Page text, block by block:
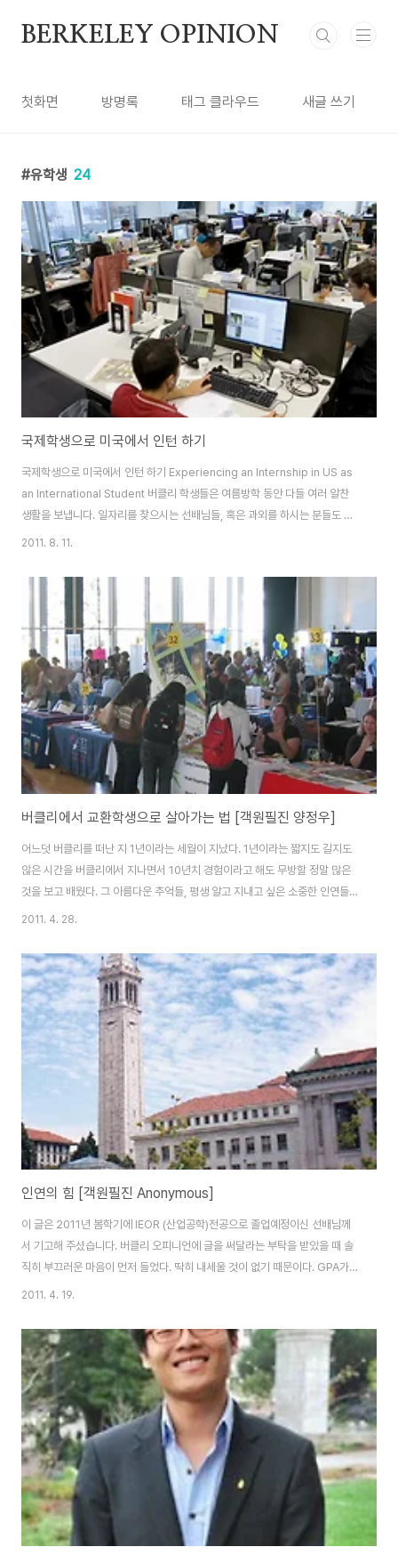
BERKELEY OPINION
첫화면 방명록 태그 클라우드 새글 쓰기
유학생 24
국제학생으로 미국에서 인턴 하기
국제학생으로 미국에서 인턴 하기 Experiencing an Internship in US as
an International Student 버클리 학생들은 여름방학 동안 다들 여러 알찬
생활을 보냅니다. 일자리를 찾으시는 선배님들, 혹은 과외를 하시는 분들도 있
을 것이고, 계절학기를 듣거나 다음학기를 위해서 재충전을 하시는 분들도 있
는데요, 아무래도 저희가 공부도 공부지만 영원히 학생일수는 없기 때문에 미
리 관심분야에 대해 실제 경험을 가져보는 것이 중요하다고 생각합니다. 초등
학교에서 중학교, 고등학교를 지나 대학에 가듯이 직장생활은 우리 삶의 자연
스러운 연장선에 있는데요, 대학 입시를 고등학교 때 준비하듯 취업 준비 또한
대..
2011. 8. 11.
버클리에서 교환학생으로 살아가는 법 [객원필진 양정우]
어느덧 버클리를 떠난 지 1년이라는 세월이 지났다. 1년이라는 짧지도 길지도
않은 시간을 버클리에서 지나면서 10년치 경험이라고 해도 무방할 정말 많은
것을 보고 배웠다. 그 아름다운 추억들, 평생 알고 지내고 싶은 소중한 인연들을
두고 오기란 정말 쉽지 않았다. 하지만 어느덧 시간은 지나고 있었고 각자의 바
보는 일은 분명 값진 일이다. 나는 군 제대를 하고 1년여 간의 준비기간을 거치
고 2009년 8월, UC 버클리에 교환학생의 자격으로 입성을 하였다. 그토록 발
걸음을 떼어 내기 어려웠던 샌프란시스코 국제 공항, 처음에는 정말 낯설었던
풍경이었고, 한국과는 다른 너무나 평온해 보였던 캠퍼스 역시 적응하기 힘들
었다. 지금부터 짧..
2011. 4. 28.
인연의 힘 [객원필진 Anonymous]
이 글은 2011년 봄학기에 IEOR (산업공학)전공으로 졸업예정이신 선배님께
서 기고해 주셨습니다. 버클리 오피니언에 글을 써달라는 부탁을 받았을 때 솔
직히 부끄러운 마음이 먼저 들었다. 딱히 내세울 것이 없기 때문이다. GPA가
그렇게 높지도 않고 영어를 아주 잘하는 것도 아니다. 뒤를 봐주는 어른들이 있
않은 자산이 있다. 적지 않은 나이에서 오는 연륜과 다양한 배경의 친구들이 그
것이다. 졸업을 앞둔 대학 선배가 후배들에게 허심탄회하게 들려주는 이야기로
받아들여지는 마음에 몇 자 적어본다. 다소 과장된 말일 수도 있으나 대다수의
유학생들은 미국 도착과 동시에 일종의 선택을 해야 한다. 다른 한국인 유학생
들과 주로 어울릴 것인가..
2011. 4. 19.